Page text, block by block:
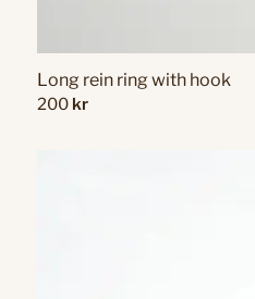
Long rein ring with hook
200 kr